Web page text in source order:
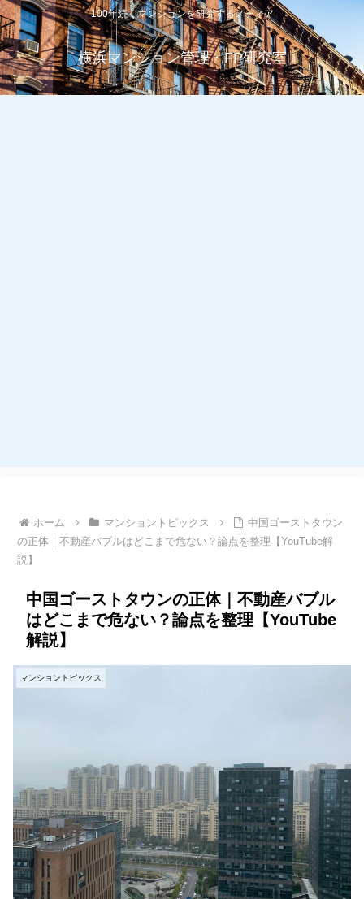
100年続くマンションを研究するメディア
横浜マンション管理・FP研究室
ホーム マンショントピックス
中国ゴーストタウン
の正体｜不動産バブルはどこまで危ない？論点を整理【YouTube解
説】
中国ゴーストタウンの正体｜不動産バブル
はどこまで危ない？論点を整理【YouTube
解説】
マンショントピックス